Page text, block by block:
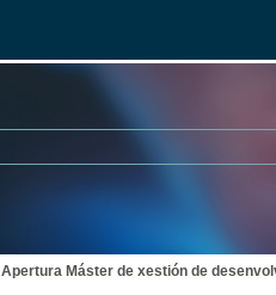
Apertura Máster de xestión de